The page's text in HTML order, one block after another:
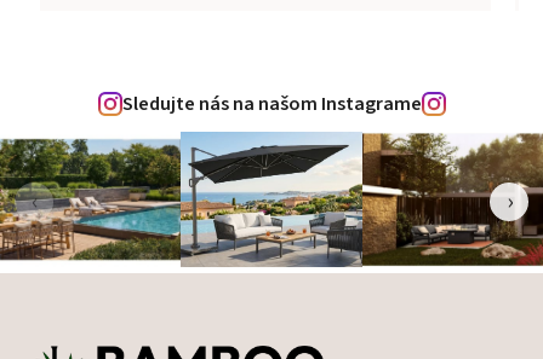
Sledujte nás na našom Instagrame
‹ ›